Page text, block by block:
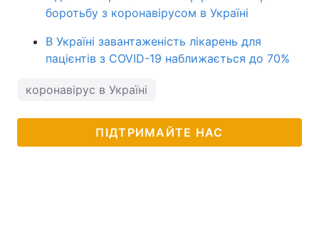
боротьбу з коронавірусом в Україні
В Україні завантаженість лікарень для
пацієнтів з COVID-19 наближається до 70%
коронавірус в Україні
ПІДТРИМАЙТЕ НАС